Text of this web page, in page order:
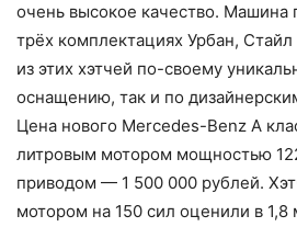
очень высокое качество. Машина
трёх комплектациях Урбан,
из этих хэтчей по-своему
оснащению, так и по
Цена нового Mercedes-Benz А
литровым мотором мощностью
приводом — 1 500 000 рублей.
мотором на 150 сил оценили в 1,8